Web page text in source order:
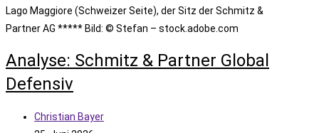
Lago Maggiore (Schweizer Seite), der Sitz der Schmitz &
Partner AG ***** Bild: © Stefan – stock.adobe.com
Analyse: Schmitz & Partner Global
Defensiv
Beitrags-
Christian Bayer